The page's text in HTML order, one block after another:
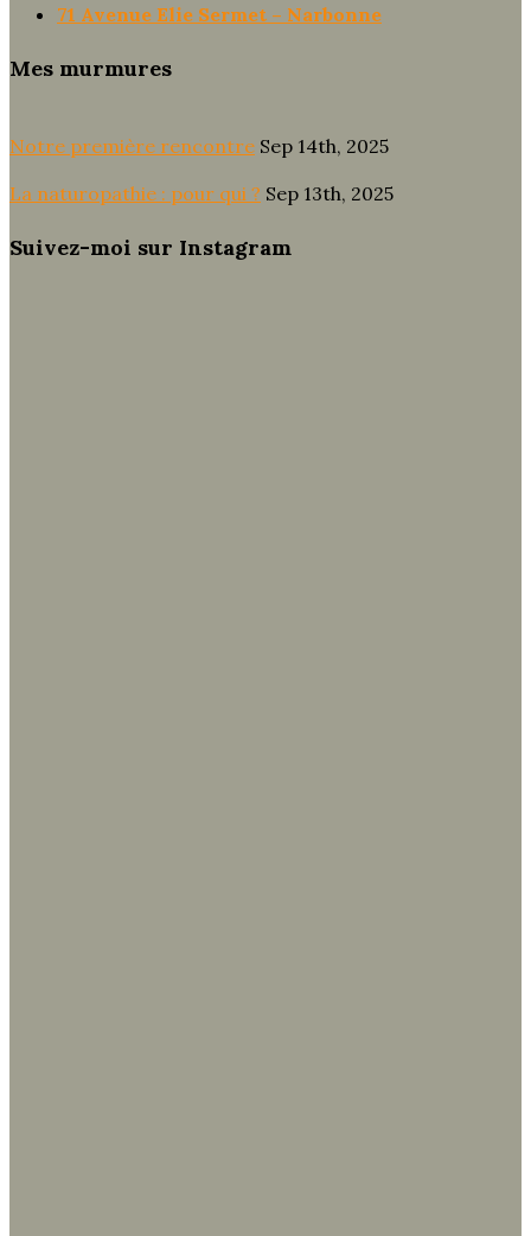
71 Avenue Elie Sermet – Narbonne
Mes murmures
Notre première rencontre Sep 14th, 2025
La naturopathie : pour qui ? Sep 13th, 2025
Suivez-moi sur Instagram